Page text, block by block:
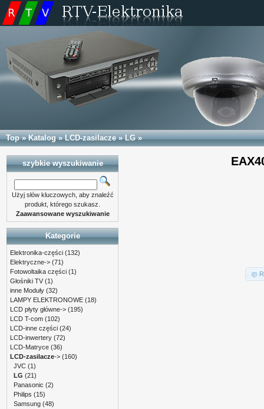
Top»Katalog»LCD-zasilacze»LG»
szybkie wyszukiwanie
Użyj słów kluczowych, aby znaleźć
produkt, którego szukasz.
Zaawansowane wyszukiwanie
Kategorie
Elektronika-części (132)
Elektryczne-> (71)
Fotowoltaika części (1)
Głośniki TV (1)
inne Moduły (32)
LAMPY ELEKTRONOWE (18)
LCD płyty główne-> (195)
LCD T-com (102)
LCD-inne części (24)
LCD-inwertery (72)
LCD-Matryce (36)
LCD-zasilacze-> (160)
JVC (1)
LG (21)
Panasonic (2)
Philips (15)
Samsung (48)